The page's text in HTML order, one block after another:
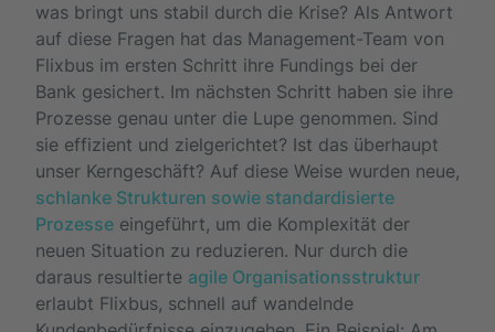
was bringt uns stabil durch die Krise? Als Antwort
auf diese Fragen hat das Management-Team von
Flixbus im ersten Schritt ihre Fundings bei der
Bank gesichert. Im nächsten Schritt haben sie ihre
Prozesse genau unter die Lupe genommen. Sind
sie effizient und zielgerichtet? Ist das überhaupt
unser Kerngeschäft? Auf diese Weise wurden neue,
schlanke Strukturen sowie standardisierte
Prozesse eingeführt, um die Komplexität der
neuen Situation zu reduzieren. Nur durch die
daraus resultierte agile Organisationsstruktur
erlaubt Flixbus, schnell auf wandelnde